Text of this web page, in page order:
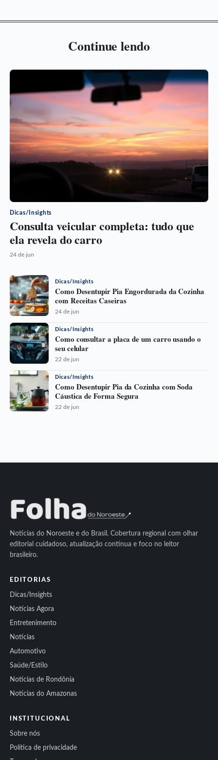
Continue lendo
Dicas/Insights
Consulta veicular completa: tudo que
ela revela do carro
24 de jun
Dicas/Insights
Como Desentupir Pia Engordurada da Cozinha
com Receitas Caseiras
24 de jun
Dicas/Insights
Como consultar a placa de um carro usando o
seu celular
22 de jun
Dicas/Insights
Como Desentupir Pia da Cozinha com Soda
Cáustica de Forma Segura
22 de jun
Notícias do Noroeste e do Brasil. Cobertura regional com olhar
editorial cuidadoso, atualização contínua e foco no leitor
brasileiro.
EDITORIAS
Dicas/Insights
Notícias Agora
Entretenimento
Notícias
Automotivo
Saúde/Estilo
Notícias de Rondônia
Notícias do Amazonas
INSTITUCIONAL
Sobre nós
Política de privacidade